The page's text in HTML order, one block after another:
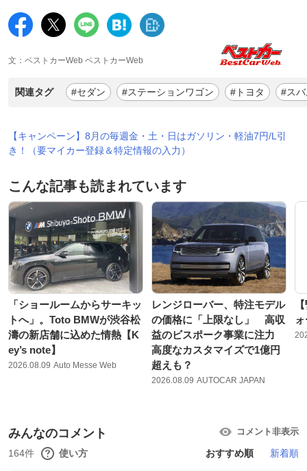
文：ベストカーWeb ベストカーWeb
関連タグ #セダン #ステーションワゴン #トヨタ #ス
【キャンペーン】8月の毎週金・土・日はガソリン・軽油7円/L引
き！（要マイカー登録＆特定情報の入力）
こんな記事も読まれています
「ショールームからサーキッ
トへ」。Toto BMWが渋谷松
濤の新店舗に込めた情熱【K
ey’s note】
2026.08.09 Auto Messe Web
レンジローバー、特注モデル
の価格に「上限なし」 高収
益のビスポーク事業に注力
高度なカスタマイズで1億円
超えも？
2026.08.09 AUTOCAR JAPAN
みんなのコメント コメント非表示
164件 使い方 おすすめ順 新着順